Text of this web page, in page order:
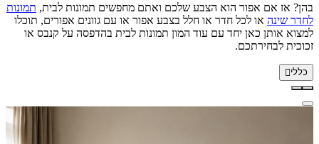
בהן? אז אם אפור הוא הצבע שלכם ואתם מחפשים תמונות לבית, תמונות
לחדר שינה או לכל חדר או חלל בצבע אפור או עם גוונים אפורים, תוכלו
למצוא אותן כאן יחד עם עוד המון תמונות לבית בהדפסה על קנבס או
זכוכית לבחירתכם.
כללי